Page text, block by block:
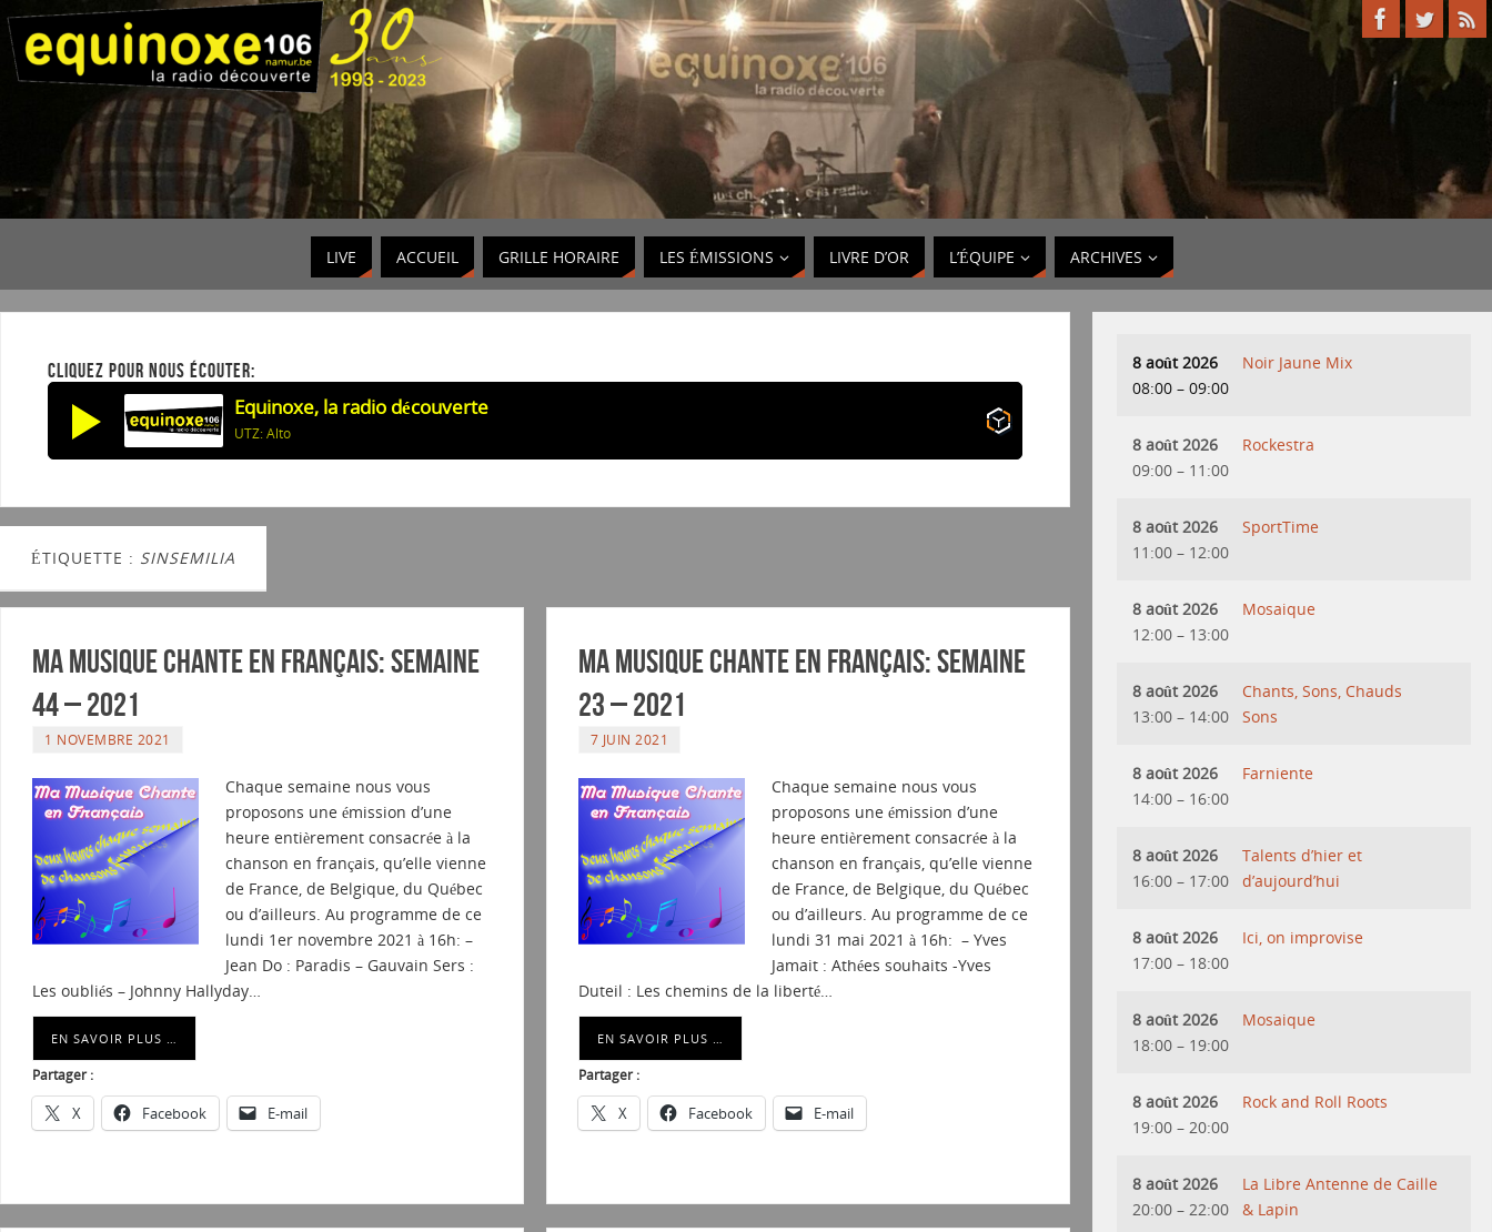
LIVE ACCUEIL GRILLE HORAIRE LES ÉMISSIONS LIVRE D’OR L’ÉQUIPE ARCHIVES
CLIQUEZ POUR NOUS ÉCOUTER:
Equinoxe, la radio découverte
UTZ: Alto
ÉTIQUETTE : SINSEMILIA
Ma musique chante en Français: Semaine
44 – 2021
1 NOVEMBRE 2021
Chaque semaine nous vous
proposons une émission d’une
heure entièrement consacrée à la
chanson en français, qu’elle vienne
de France, de Belgique, du Québec
ou d’ailleurs. Au programme de ce
lundi 1er novembre 2021 à 16h: –
Jean Do : Paradis – Gauvain Sers :
Les oubliés – Johnny Hallyday…
EN SAVOIR PLUS …
Partager :
X Facebook E-mail
Ma musique chante en Français: Semaine
23 – 2021
7 JUIN 2021
Chaque semaine nous vous
proposons une émission d’une
heure entièrement consacrée à la
chanson en français, qu’elle vienne
de France, de Belgique, du Québec
ou d’ailleurs. Au programme de ce
lundi 31 mai 2021 à 16h: – Yves
Jamait : Athées souhaits -Yves
Duteil : Les chemins de la liberté…
EN SAVOIR PLUS …
Partager :
X Facebook E-mail
8 août 2026
08:00 – 09:00
Noir Jaune Mix
8 août 2026
09:00 – 11:00
Rockestra
8 août 2026
11:00 – 12:00
SportTime
8 août 2026
12:00 – 13:00
Mosaique
8 août 2026
13:00 – 14:00
Chants, Sons, Chauds
Sons
8 août 2026
14:00 – 16:00
Farniente
8 août 2026
16:00 – 17:00
Talents d’hier et
d’aujourd’hui
8 août 2026
17:00 – 18:00
Ici, on improvise
8 août 2026
18:00 – 19:00
Mosaique
8 août 2026
19:00 – 20:00
Rock and Roll Roots
8 août 2026
20:00 – 22:00
La Libre Antenne de Caille
& Lapin